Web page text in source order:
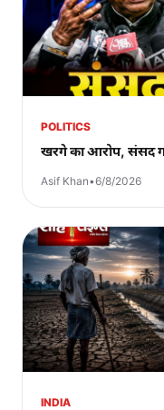
POLITICS
खरगे का आरोप, संसद
Asif Khan•6/8/2026
INDIA